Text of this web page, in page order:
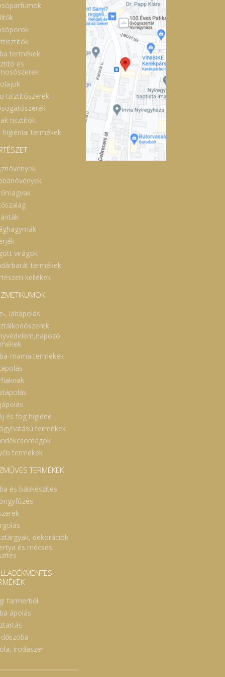
termékek
és
tisztítószerek
tisztítók
higiéniai termékek
virágok
termékek
kellékek
, lábápolás
mama termékek
és fog higiéne
termékek
termékek
TERMÉKEK
és bábkészítés
dekorációk
és mécses
farmerből
ápolás
irodaszer